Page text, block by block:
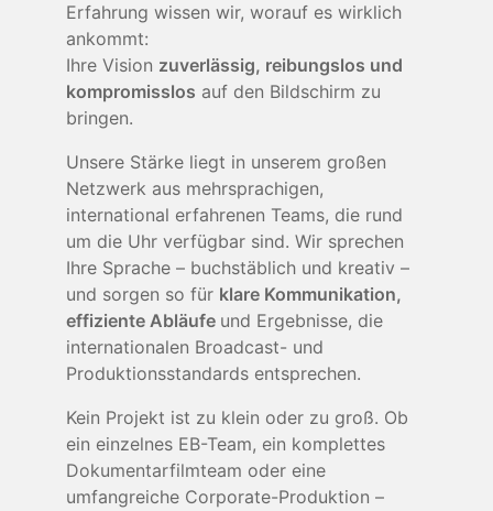
Erfahrung wissen wir, worauf es wirklich
ankommt:
Ihre Vision zuverlässig, reibungslos und
kompromisslos auf den Bildschirm zu
bringen.
Unsere Stärke liegt in unserem großen
Netzwerk aus mehrsprachigen,
international erfahrenen Teams, die rund
um die Uhr verfügbar sind. Wir sprechen
Ihre Sprache – buchstäblich und kreativ –
und sorgen so für klare Kommunikation,
effiziente Abläufe und Ergebnisse, die
internationalen Broadcast- und
Produktionsstandards entsprechen.
Kein Projekt ist zu klein oder zu groß. Ob
ein einzelnes EB-Team, ein komplettes
Dokumentarfilmteam oder eine
umfangreiche Corporate-Produktion –